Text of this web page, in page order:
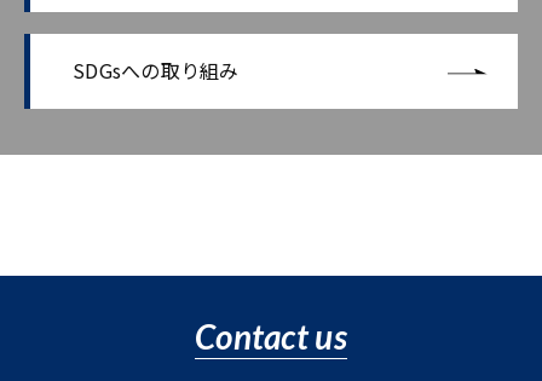
SDGsへの取り組み
Contact us